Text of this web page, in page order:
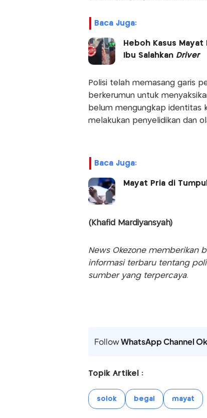
Baca Juga:
Heboh Kasus
Ibu Salahkan Driver
Polisi telah memasang garis
berkerumun untuk
belum mengungkap identitas
melakukan penyelidikan dan
Baca Juga:
Mayat Pria di
(Khafid Mardiyansyah)
News Okezone memberikan
informasi terbaru tentang
sumber yang terpercaya.
FollowWhatsApp Channel
Topik Artikel :
solok begal mayat